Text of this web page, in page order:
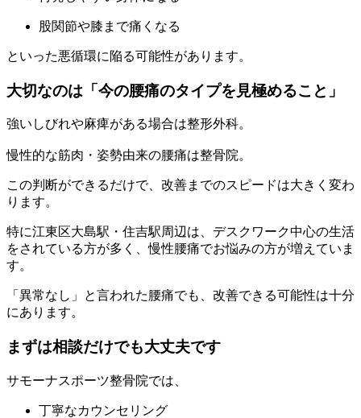
股関節や膝まで痛くなる
といった悪循環に陥る可能性があります。
大切なのは「今の腰痛のタイプを見極めること」
強いしびれや麻痺がある場合は整形外科。
慢性的な筋肉・姿勢由来の腰痛は整骨院。
この判断ができるだけで、改善までのスピードは大きく変わ
ります。
特に江東区大島駅・住吉駅周辺は、デスクワーク中心の生活
をされている方が多く、慢性腰痛でお悩みの方が増えていま
す。
「異常なし」と言われた腰痛でも、改善できる可能性は十分
にあります。
まずは相談だけでも大丈夫です
サモーナスポーツ整骨院では、
丁寧なカウンセリング